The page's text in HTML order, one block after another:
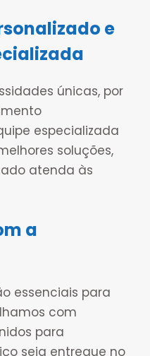
e
únicas, por
especializada
soluções,
atenda às
a
essenciais para
com
para
seja entregue no